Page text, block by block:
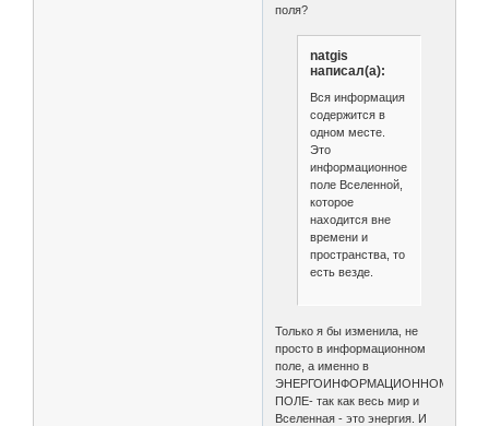
поля?
natgis
написал(а):
Вся информация
содержится в
одном месте.
Это
информационное
поле Вселенной,
которое
находится вне
времени и
пространства, то
есть везде.
Только я бы изменила, не
просто в информационном
поле, а именно в
ЭНЕРГОИНФОРМАЦИОННОМ
ПОЛЕ- так как весь мир и
Вселенная - это энергия. И